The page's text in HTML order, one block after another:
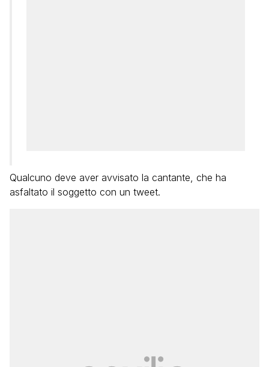
Qualcuno deve aver avvisato la cantante, che ha
asfaltato il soggetto con un tweet.